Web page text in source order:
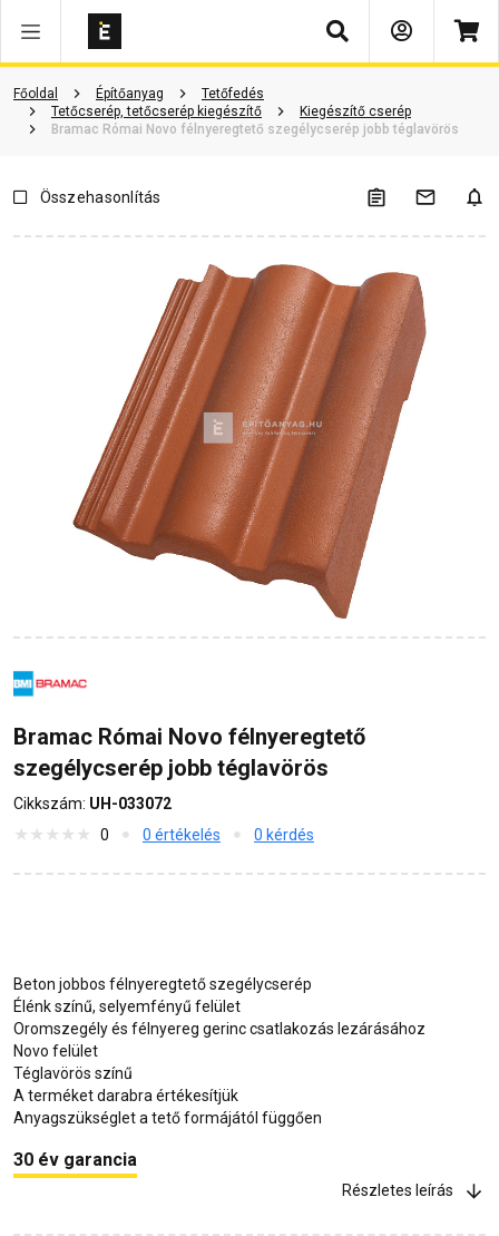
Keresés
Főoldal Építőanyag
Tetőfedés
Tetőcserép, tetőcserép kiegészítő
Kiegészítő cserép
Bramac Római Novo félnyeregtető szegélycserép jobb téglavörös
Dokumentumok Kérdések és válaszok
Összehasonlítás
Bramac Római Novo félnyeregtető
szegélycserép jobb téglavörös
Cikkszám: UH-033072
0
0 értékelés 0 kérdés
Beton jobbos félnyeregtető szegélycserép
Élénk színű, selyemfényű felület
Oromszegély és félnyereg gerinc csatlakozás lezárásához
Novo felület
Téglavörös színű
A terméket darabra értékesítjük
Anyagszükséglet a tető formájától függően
30 év garancia
Részletes leírás